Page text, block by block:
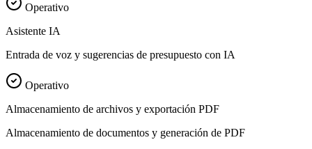
Operativo
Asistente IA
Entrada de voz y sugerencias de presupuesto con IA
Operativo
Almacenamiento de archivos y exportación PDF
Almacenamiento de documentos y generación de PDF